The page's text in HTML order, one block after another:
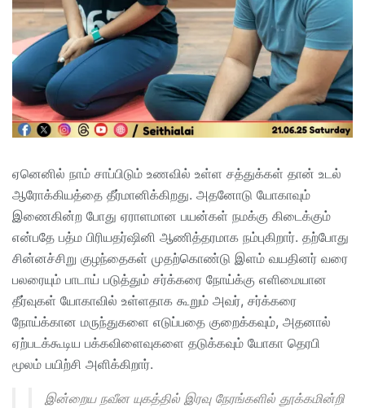
ஏனெனில் நாம் சாப்பிடும் உணவில் உள்ள சத்துக்கள் தான் உடல்
ஆரோக்கியத்தை தீர்மானிக்கிறது. அதனோடு யோகாவும்
இணைகின்ற போது ஏராளமான பயன்கள் நமக்கு கிடைக்கும்
என்பதே பத்ம பிரியதர்ஷினி ஆணித்தரமாக நம்புகிறார். தற்போது
சின்னச்சிறு குழந்தைகள் முதற்கொண்டு இளம் வயதினர் வரை
பலரையும் பாடாய் படுத்தும் சர்க்கரை நோய்க்கு எளிமையான
தீர்வுகள் யோகாவில் உள்ளதாக கூறும் அவர், சர்க்கரை
நோய்க்கான மருந்துகளை எடுப்பதை குறைக்கவும், அதனால்
ஏற்படக்கூடிய பக்கவிளைவுகளை தடுக்கவும் யோகா தெரபி
மூலம் பயிற்சி அளிக்கிறார்.
இன்றைய நவீன யுகத்தில் இரவு நேரங்களில் தூக்கமின்றி